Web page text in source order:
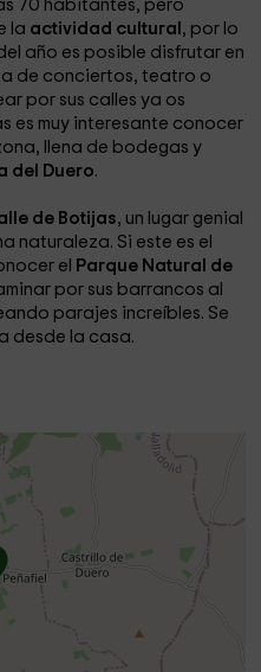
70 habitantes, pero
la actividad cultural , por lo
año es posible disfrutar en
de conciertos, teatro o
por sus calles ya os
es muy interesante conocer
llena de bodegas y
del Duero.
de Botijas, un lugar genial
naturaleza. Si este es el
el
Parque Natural de
por sus barrancos al
parajes increíbles. Se
desde la casa.